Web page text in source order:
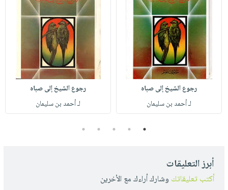
رجوع الشيخ إلى صباه
لـ أحمد بن سليمان
رجوع الشيخ إلى صباه
لـ أحمد بن سليمان
1
2
3
4
5
أبرز التعليقات
أكتب تعليقاتك وشارك أراءك مع الأخرين